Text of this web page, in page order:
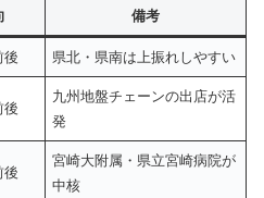
備考
後 県北・県南は上振れしやすい
後
九州地盤チェーンの出店が活
発
後
宮崎大附属・県立宮崎病院が
中核